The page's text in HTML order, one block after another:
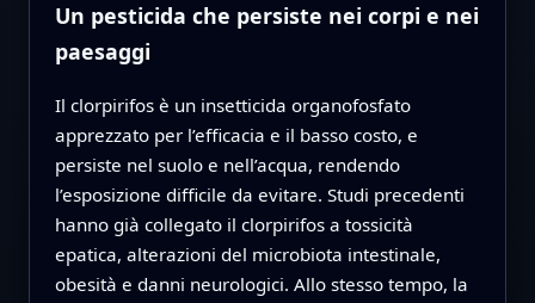
Un pesticida che persiste nei corpi e nei
paesaggi
Il clorpirifos è un insetticida organofosfato
apprezzato per l’efficacia e il basso costo, e
persiste nel suolo e nell’acqua, rendendo
l’esposizione difficile da evitare. Studi precedenti
hanno già collegato il clorpirifos a tossicità
epatica, alterazioni del microbiota intestinale,
obesità e danni neurologici. Allo stesso tempo, la